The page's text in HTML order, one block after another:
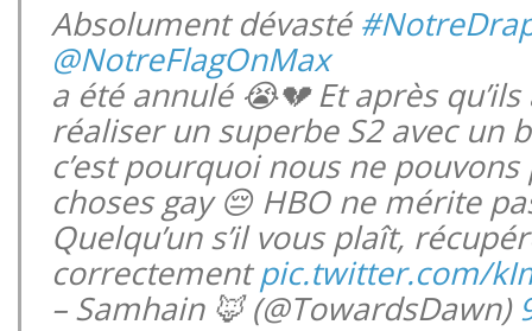
Absolument dévasté
@NotreFlagOnMax
a été annulé 😭💔 Et après
réaliser un superbe S2 avec un
c’est pourquoi nous ne
choses gay 😔 HBO ne mérite
Quelqu’un s’il vous plaît,
correctementpic.twitter.com/
– Samhain 🦊 (@TowardsDawn)